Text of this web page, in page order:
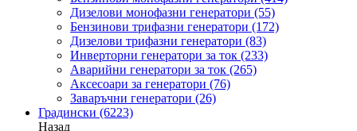
Дизелови монофазни генератори (55)
Бензинови трифазни генератори (172)
Дизелови трифазни генератори (83)
Инверторни генератори за ток (233)
Аварийни генератори за ток (265)
Аксесоари за генератори (76)
Заваръчни генератори (26)
Градински (6223)
Назад